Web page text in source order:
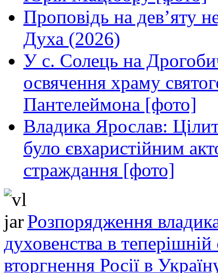
Проповідь на дев’яту
Духа (2026)
У с. Солець на
освячення храму
Пантелеймона [фото]
Владика Ярослав:
було євхаристійним
страждання [фото]
Розпорядження
духовенства в теперішній
вторгнення Росії в